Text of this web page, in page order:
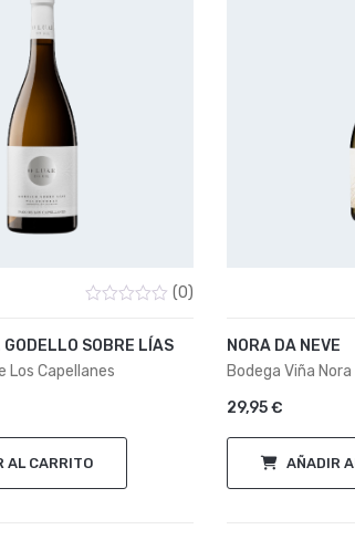
0
5
(0)
GODELLO SOBRE LÍAS
Los Capellanes
AL CARRITO
NORA DA NEVE
Bodega Viña Nora
29,95€
AÑADIR